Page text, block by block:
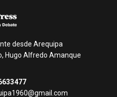
desde Arequipa
Hugo Alfredo Amanque